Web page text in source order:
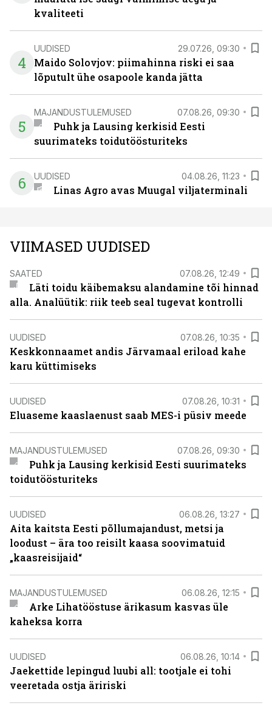
kvaliteeti
4
UUDISED 29.07.26, 09:30
Maido Solovjov: piimahinna riski ei saa
lõputult ühe osapoole kanda jätta
5
MAJANDUSTULEMUSED 07.08.26, 09:30
Puhk ja Lausing kerkisid Eesti
suurimateks toidutöösturiteks
6 UUDISED 04.08.26, 11:23
Linas Agro avas Muugal viljaterminali
VIIMASED UUDISED
SAATED 07.08.26, 12:49
Läti toidu käibemaksu alandamine tõi hinnad
alla. Analüütik: riik teeb seal tugevat kontrolli
UUDISED 07.08.26, 10:35
Keskkonnaamet andis Järvamaal eriload kahe
karu küttimiseks
UUDISED 07.08.26, 10:31
Eluaseme kaaslaenust saab MES-i püsiv meede
MAJANDUSTULEMUSED 07.08.26, 09:30
Puhk ja Lausing kerkisid Eesti suurimateks
toidutöösturiteks
UUDISED 06.08.26, 13:27
Aita kaitsta Eesti põllumajandust, metsi ja
loodust – ära too reisilt kaasa soovimatuid
„kaasreisijaid“
MAJANDUSTULEMUSED 06.08.26, 12:15
Arke Lihatööstuse ärikasum kasvas üle
kaheksa korra
UUDISED 06.08.26, 10:14
Jaekettide lepingud luubi all: tootjale ei tohi
veeretada ostja äririski